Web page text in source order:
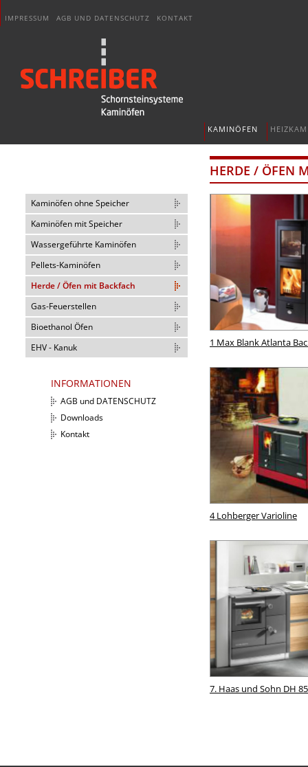
IMPRESSUM AGB UND DATENSCHUTZ KONTAKT
KAMINÖFEN
Kaminöfen ohne Speicher
Kaminöfen mit Speicher
Wassergeführte Kaminöfen
Pellets-Kaminöfen
Herde / Öfen mit Backfach
Gas-Feuerstellen
Bioethanol Öfen
EHV - Kanuk
HERDE / ÖFEN
1 Max Blank Atlanta
4 Lohberger Varioline
7. Haas und Sohn DH
INFORMATIONEN
AGB und DATENSCHUTZ
Downloads
Kontakt